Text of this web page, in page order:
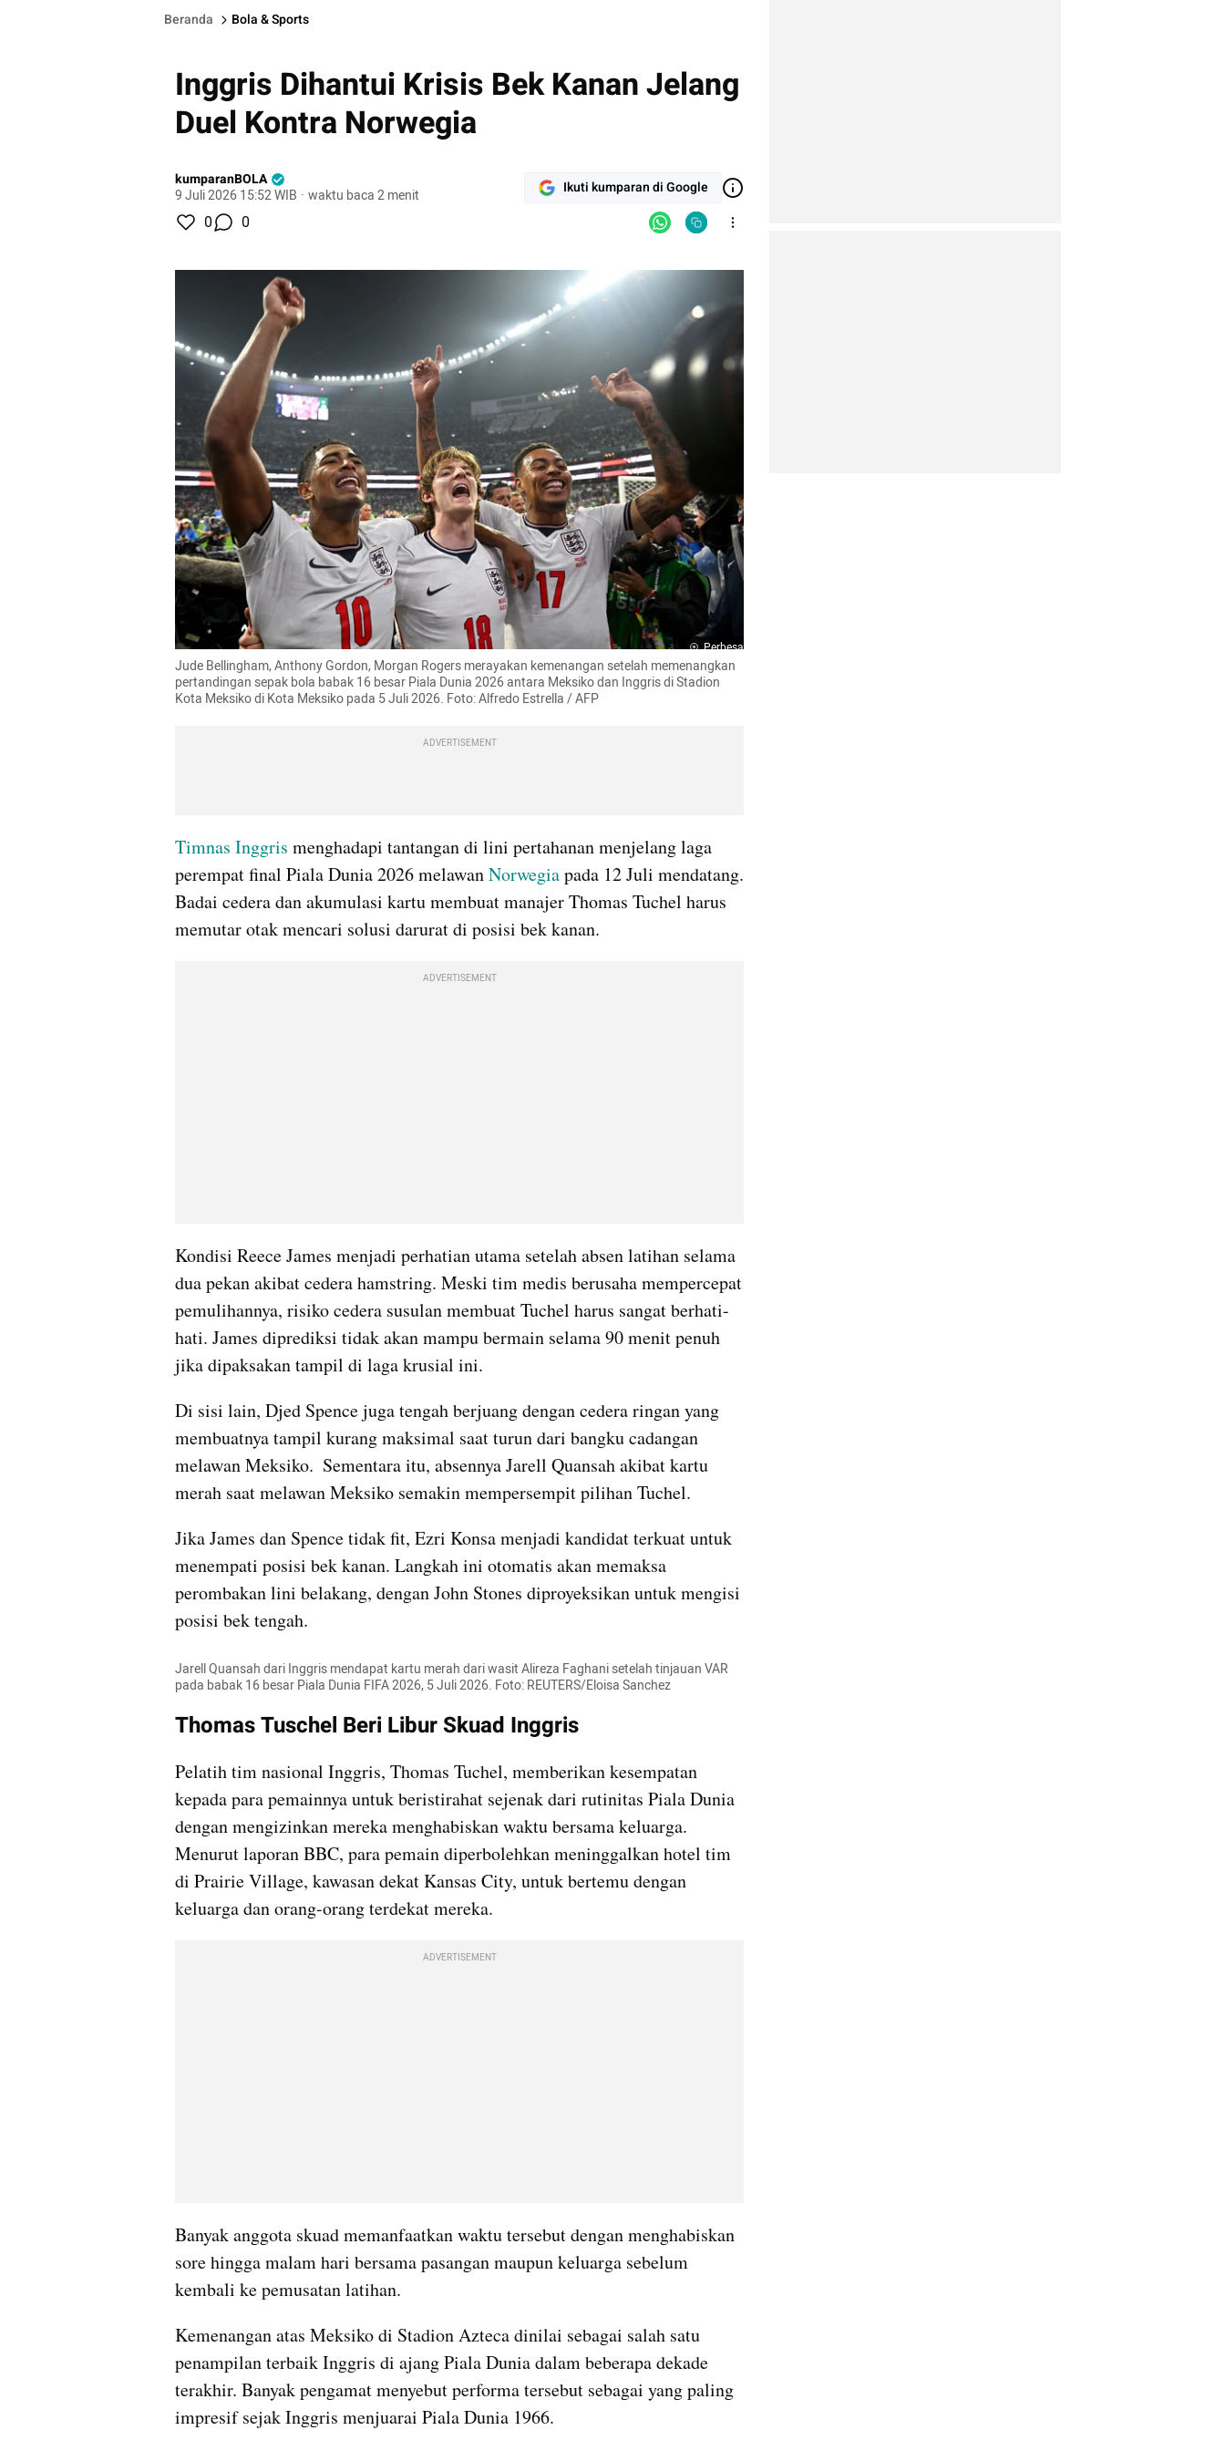
Beranda Bola & Sports
Inggris Dihantui Krisis Bek Kanan Jelang
Duel Kontra Norwegia
kumparanBOLA
9 Juli 2026 15:52 WIB · waktu baca 2 menit Ikuti kumparan di Google
0 0
Perbesar
Jude Bellingham, Anthony Gordon, Morgan Rogers merayakan kemenangan setelah memenangkan
pertandingan sepak bola babak 16 besar Piala Dunia 2026 antara Meksiko dan Inggris di Stadion
Kota Meksiko di Kota Meksiko pada 5 Juli 2026. Foto: Alfredo Estrella / AFP
ADVERTISEMENT
Timnas Inggris menghadapi tantangan di lini pertahanan menjelang laga
perempat final Piala Dunia 2026 melawan Norwegia pada 12 Juli mendatang.
Badai cedera dan akumulasi kartu membuat manajer Thomas Tuchel harus
memutar otak mencari solusi darurat di posisi bek kanan.
ADVERTISEMENT
Kondisi Reece James menjadi perhatian utama setelah absen latihan selama
dua pekan akibat cedera hamstring. Meski tim medis berusaha mempercepat
pemulihannya, risiko cedera susulan membuat Tuchel harus sangat berhati-
hati. James diprediksi tidak akan mampu bermain selama 90 menit penuh
jika dipaksakan tampil di laga krusial ini.
Di sisi lain, Djed Spence juga tengah berjuang dengan cedera ringan yang
membuatnya tampil kurang maksimal saat turun dari bangku cadangan
melawan Meksiko.  Sementara itu, absennya Jarell Quansah akibat kartu
merah saat melawan Meksiko semakin mempersempit pilihan Tuchel.
Jika James dan Spence tidak fit, Ezri Konsa menjadi kandidat terkuat untuk
menempati posisi bek kanan. Langkah ini otomatis akan memaksa
perombakan lini belakang, dengan John Stones diproyeksikan untuk mengisi
posisi bek tengah.
Jarell Quansah dari Inggris mendapat kartu merah dari wasit Alireza Faghani setelah tinjauan VAR
pada babak 16 besar Piala Dunia FIFA 2026, 5 Juli 2026. Foto: REUTERS/Eloisa Sanchez
Thomas Tuschel Beri Libur Skuad Inggris
Pelatih tim nasional Inggris, Thomas Tuchel, memberikan kesempatan
kepada para pemainnya untuk beristirahat sejenak dari rutinitas Piala Dunia
dengan mengizinkan mereka menghabiskan waktu bersama keluarga.
Menurut laporan BBC, para pemain diperbolehkan meninggalkan hotel tim
di Prairie Village, kawasan dekat Kansas City, untuk bertemu dengan
keluarga dan orang-orang terdekat mereka.
ADVERTISEMENT
Banyak anggota skuad memanfaatkan waktu tersebut dengan menghabiskan
sore hingga malam hari bersama pasangan maupun keluarga sebelum
kembali ke pemusatan latihan.
Kemenangan atas Meksiko di Stadion Azteca dinilai sebagai salah satu
penampilan terbaik Inggris di ajang Piala Dunia dalam beberapa dekade
terakhir. Banyak pengamat menyebut performa tersebut sebagai yang paling
impresif sejak Inggris menjuarai Piala Dunia 1966.